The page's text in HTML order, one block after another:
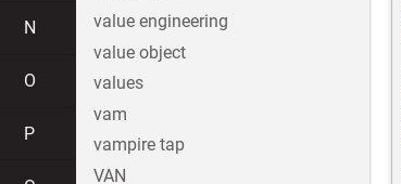
N
O
P
value engineering
value object
values
vam
vampire tap
VAN